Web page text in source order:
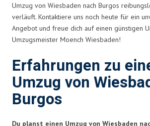
Umzug von Wiesbaden nach Burgos
verläuft. Kontaktiere uns noch heute für ein
Angebot und freue dich auf einen günstigen
Umzugsmeister Moench Wiesbaden!
Erfahrungen zu
Umzug von
Burgos
Du planst einen Umzug von Wiesbaden